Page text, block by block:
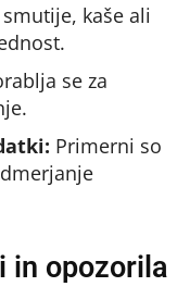
kaše ali
se za
Primerni so
in opozorila